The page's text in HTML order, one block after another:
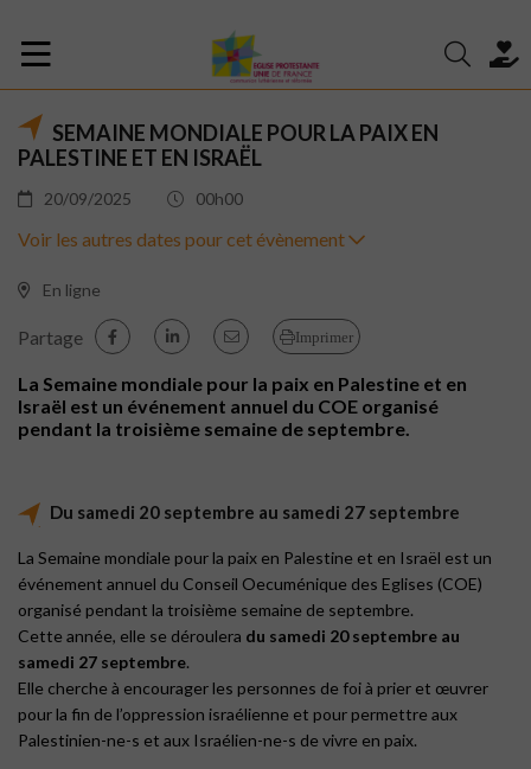
SEMAINE MONDIALE POUR LA PAIX EN
PALESTINE ET EN ISRAËL
20/09/2025 00h00
Voir les autres dates pour cet évènement
En ligne
Partage Imprimer
La Semaine mondiale pour la paix en Palestine et en
Israël est un événement annuel du COE organisé
pendant la troisième semaine de septembre.
Du samedi 20 septembre au samedi 27 septembre
La Semaine mondiale pour la paix en Palestine et en Israël est un
événement annuel du Conseil Oecuménique des Eglises (COE)
organisé pendant la troisième semaine de septembre.
Cette année, elle se déroulera du samedi 20 septembre au
samedi 27 septembre.
Elle cherche à encourager les personnes de foi à prier et œuvrer
pour la fin de l’oppression israélienne et pour permettre aux
Palestinien-ne-s et aux Israélien-ne-s de vivre en paix.